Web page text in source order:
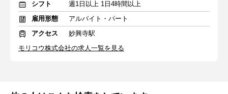
シフト
週1日以上 1日4時間以上
雇用形態
アルバイト・パート
アクセス
妙興寺駅
モリコウ株式会社の求人一覧を見る